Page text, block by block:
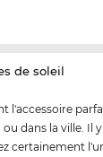
de soleil
l'accessoire
dans la ville. Il
certainement